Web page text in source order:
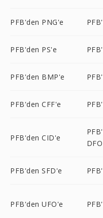
PFB'den PNG'e
PFB'den PS'e
PFB'den BMP'e
PFB'den CFF'e
PFB'den CID'e
PFB'den SFD'e
PFB'den UFO'e